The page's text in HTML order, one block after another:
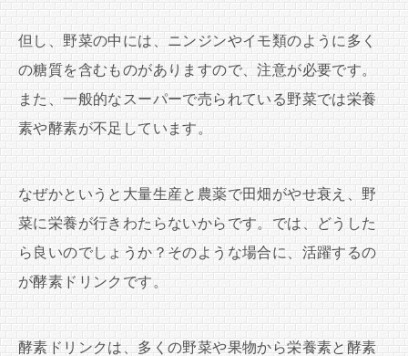
但し、野菜の中には、ニンジンやイモ類のように多く
の糖質を含むものがありますので、注意が必要です。
また、一般的なスーパーで売られている野菜では栄養
素や酵素が不足しています。
なぜかというと大量生産と農薬で田畑がやせ衰え、野
菜に栄養が行きわたらないからです。では、どうした
ら良いのでしょうか？そのような場合に、活躍するの
が酵素ドリンクです。
酵素ドリンクは、多くの野菜や果物から栄養素と酵素